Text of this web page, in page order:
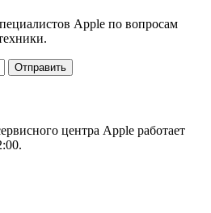
Apple по вопросам
Отправить
центра Apple работает